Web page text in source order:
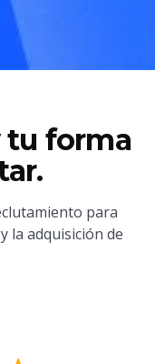
tu forma
para
la adquisición de